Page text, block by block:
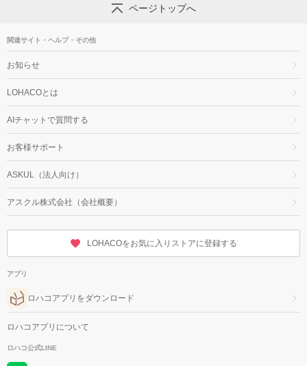
ページトップへ
関連サイト・ヘルプ・その他
お知らせ
LOHACOとは
AIチャットで質問する
お客様サポート
ASKUL（法人向け）
アスクル株式会社（会社概要）
LOHACOをお気に入りストアに登録する
アプリ
ロハコアプリをダウンロード
ロハコアプリについて
ロハコ公式LINE